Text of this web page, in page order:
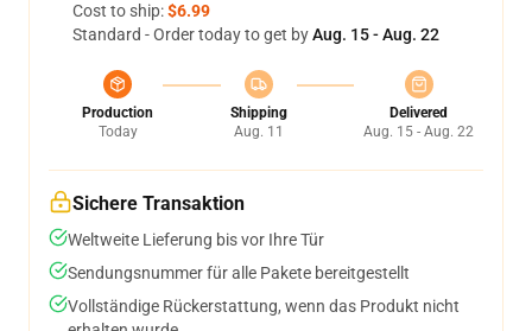
Cost to ship:$6.99
Standard - Order today to get byAug. 15 - Aug. 22
Production
Today
Shipping
Aug. 11
Delivered
Aug. 15 - Aug. 22
Sichere Transaktion
Weltweite Lieferung bis vor Ihre Tür
Sendungsnummer für alle Pakete bereitgestellt
Vollständige Rückerstattung, wenn das Produkt nicht